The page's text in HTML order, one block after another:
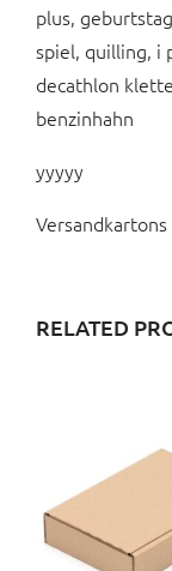
plus,
spiel, quilling, i
decathlon
benzinhahn
yyyyy
Versandkartons
RELATED